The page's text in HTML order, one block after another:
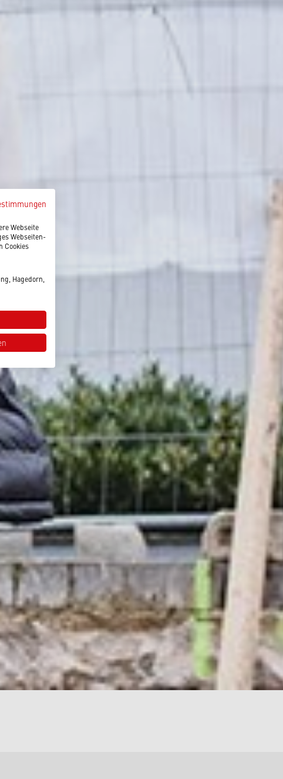
Webseite
Webseiten-
Cookies
Hagedorn,